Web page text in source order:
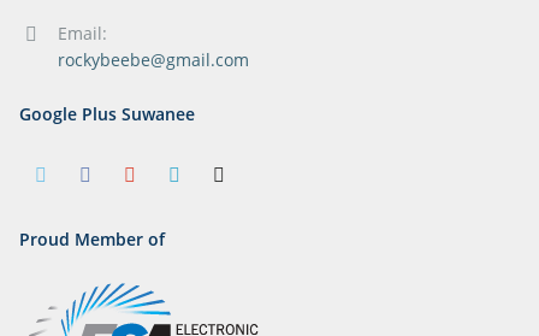
Email:
rockybeebe@gmail.com
Google Plus Suwanee
Proud Member of